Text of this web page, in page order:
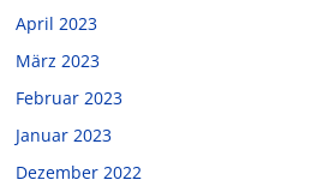
April 2023
März 2023
Februar 2023
Januar 2023
Dezember 2022